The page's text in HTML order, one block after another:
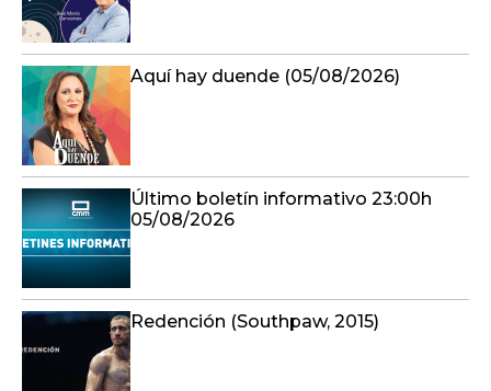
Aquí hay duende (05/08/2026)
Último boletín informativo 23:00h
05/08/2026
Redención (Southpaw, 2015)